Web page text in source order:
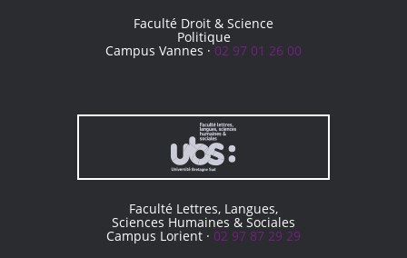
Faculté Droit & Science
Politique
Campus Vannes ·02 97 01 26 00
Faculté Lettres, Langues,
Sciences Humaines & Sociales
Campus Lorient · 02 97 87 29 29